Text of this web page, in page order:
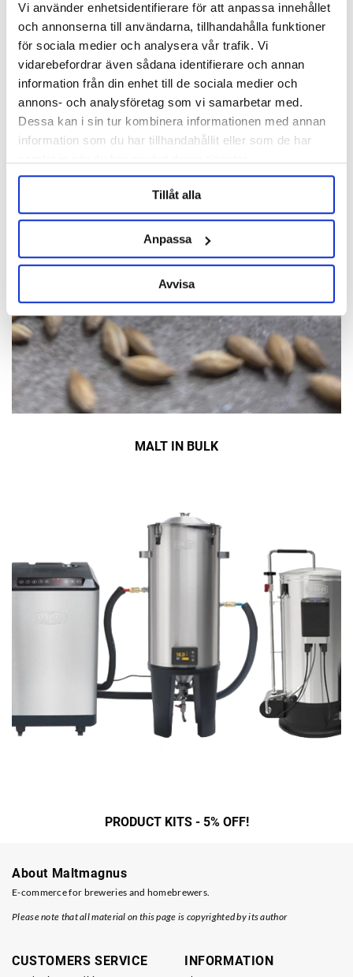
Vi använder enhetsidentifierare för att anpassa innehållet
och annonserna till användarna, tillhandahålla funktioner
för sociala medier och analysera vår trafik. Vi
vidarebefordrar även sådana identifierare och annan
information från din enhet till de sociala medier och
annons- och analysföretag som vi samarbetar med.
Dessa kan i sin tur kombinera informationen med annan
information som du har tillhandahållit eller som de har
Tillåt alla
Anpassa
Avvisa
HOPS IN BULK
MALT IN BULK
PRODUCT KITS - 5% OFF!
About Maltmagnus
E-commerce for breweries and homebrewers.
Please note that all material on this page is copyrighted by its author
CUSTOMERS SERVICE INFORMATION